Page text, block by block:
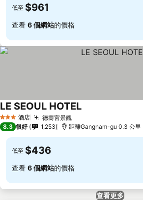
低至 $961
查看 6 個網站的價格
3 星級 酒店 德壽宮景觀
LE SEOUL HOTEL
8.3 很好 1,253 距離Gangnam-gu 0.3 公里
低至 $436
查看 6 個網站的價格
查看更多